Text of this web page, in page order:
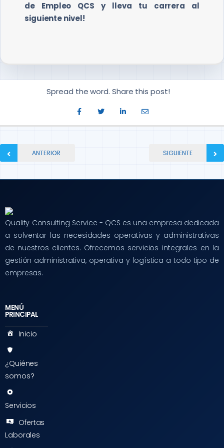
de Empleo QCS y lleva tu carrera al
siguiente nivel!
Spread the word. Share this post!
ANTERIOR SIGUIENTE
Quality Consulting Service - QCS es una empresa dedicada
a solventar las necesidades operativas y administrativas
de nuestros clientes. Ofrecemos servicios integrales en la
gestión administrativa, operativa y logística a todo tipo de
empresas.
MENÚ
PRINCIPAL
Inicio
¿Quiénes
somos?
Servicios
Ofertas
Laborales